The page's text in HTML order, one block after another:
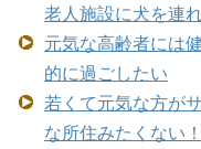
老人施設に犬を連
元気な高齢者には
的に過ごしたい
若くて元気な方が
な所住みたくない！